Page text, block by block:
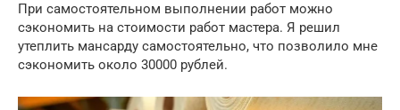
При самостоятельном выполнении работ можно
сэкономить на стоимости работ мастера. Я решил
утеплить мансарду самостоятельно, что позволило мне
сэкономить около 30000 рублей.